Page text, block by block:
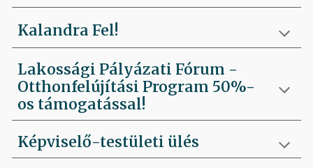
Kalandra Fel!
Lakossági Pályázati Fórum -
Otthonfelújítási Program 50%-
os támogatással!
Képviselő-testületi ülés